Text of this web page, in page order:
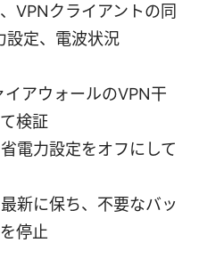
VPNクライアントの同
設定、電波状況
アウォールのVPN干
検証
電力設定をオフにして
新に保ち、不要なバッ
停止